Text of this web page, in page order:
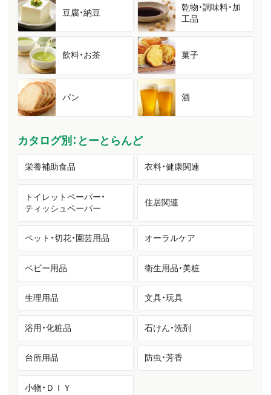
豆腐・納豆
乾物・調味料・加
工品
飲料・お茶 菓子
パン 酒
カタログ別：とーとらんど
栄養補助食品 衣料・健康関連
トイレットペーパー・
ティッシュペーパー
住居関連
ペット・切花・園芸用品 オーラルケア
ベビー用品 衛生用品・美粧
生理用品 文具・玩具
浴用・化粧品 石けん・洗剤
台所用品 防虫・芳香
小物・ＤＩＹ